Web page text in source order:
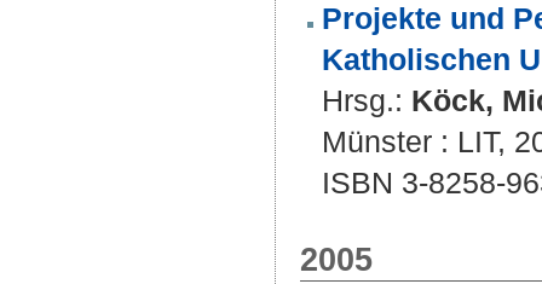
Projekte und
Katholischen
Hrsg.: Köck,
Münster : LIT,
ISBN 3-8258-
2005